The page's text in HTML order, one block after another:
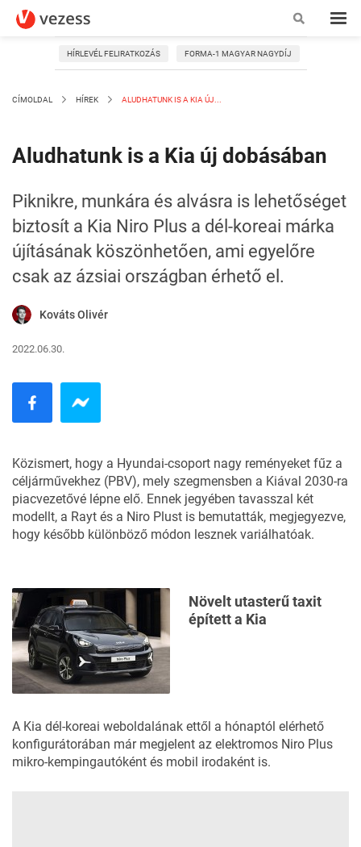
HÍRLEVÉL FELIRATKOZÁS FORMA-1 MAGYAR NAGYDÍJ
CÍMOLDAL HÍREK ALUDHATUNK IS A KIA ÚJ...
Aludhatunk is a Kia új dobásában
Piknikre, munkára és alvásra is lehetőséget
biztosít a Kia Niro Plus a dél-koreai márka
újításának köszönhetően, ami egyelőre
csak az ázsiai országban érhető el.
Kováts Olivér
2022.06.30.
Közismert, hogy a Hyundai-csoport nagy reményeket fűz a
céljárművekhez (PBV), mely szegmensben a Kiával 2030-ra
piacvezetővé lépne elő. Ennek jegyében tavasszal két
modellt, a Rayt és a Niro Plust is bemutatták, megjegyezve,
hogy később különböző módon lesznek variálhatóak.
Növelt utasterű taxit
épített a Kia
A Kia dél-koreai weboldalának ettől a hónaptól elérhető
konfigurátorában már megjelent az elektromos Niro Plus
mikro-kempingautóként és mobil irodaként is.